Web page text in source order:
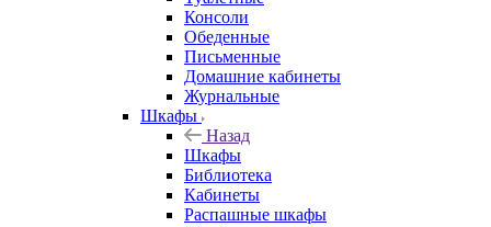
Консоли
Обеденные
Письменные
Домашние кабинеты
Журнальные
Шкафы
Назад
Шкафы
Библиотека
Кабинеты
Распашные шкафы